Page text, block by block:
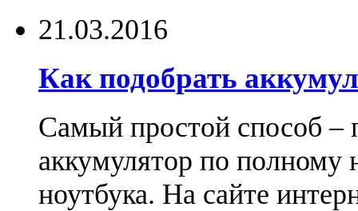
21.03.2016
Как подобрать
Самый простой способ –
аккумулятор по
ноутбука. На сайте